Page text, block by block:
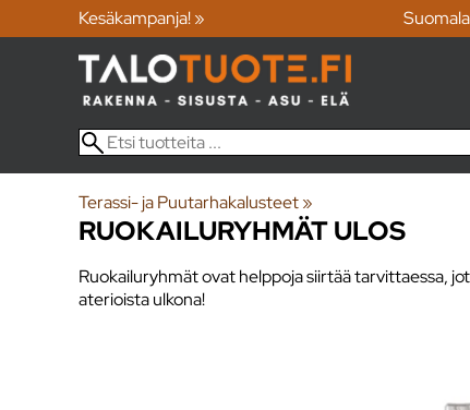
Kesäkampanja! »
Terassi- ja Puutarhakalusteet‪»
RUOKAILURYHMÄT ULOS
Ruokailuryhmät ovat helppoja siirtää tarvittaessa,
aterioista ulkona!